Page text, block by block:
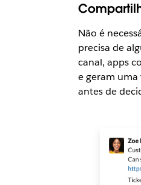
Não é
precisa de
canal, apps
e geram uma
antes de